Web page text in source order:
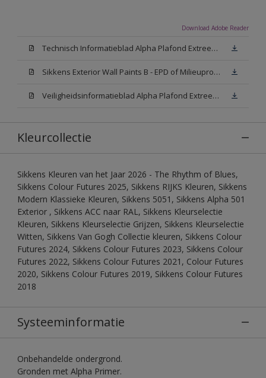
Download Adobe Reader
Technisch Informatieblad Alpha Plafond Extreem Mat (PDF)
Sikkens Exterior Wall Paints B - EPD of Milieuproductverklaring
Veiligheidsinformatieblad Alpha Plafond Extreem Mat White W05 (MSDS)
Kleurcollectie
Sikkens Kleuren van het Jaar 2026 - The Rhythm of Blues,
Sikkens Colour Futures 2025, Sikkens RIJKS Kleuren, Sikkens
Modern Klassieke Kleuren, Sikkens 5051, Sikkens Alpha 501
Exterior , Sikkens ACC naar RAL, Sikkens Kleurselectie
Kleuren, Sikkens Kleurselectie Grijzen, Sikkens Kleurselectie
Witten, Sikkens Van Gogh Collectie kleuren, Sikkens Colour
Futures 2024, Sikkens Colour Futures 2023, Sikkens Colour
Futures 2022, Sikkens Colour Futures 2021, Colour Futures
2020, Sikkens Colour Futures 2019, Sikkens Colour Futures
2018
Systeeminformatie
Onbehandelde ondergrond.
Gronden met Alpha Primer.